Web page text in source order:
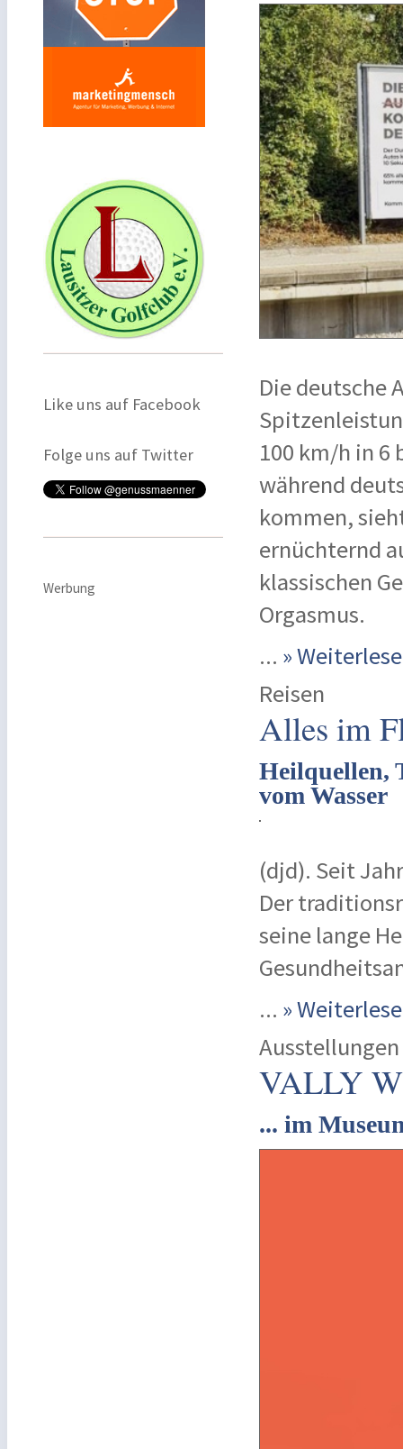
Like uns auf Facebook
Folge uns auf Twitter
Werbung
Die deutsche
100 km/h in 6
während
kommen,
ernüchternd
klassischen
Orgasmus.
... »
Reisen
Alles im
Heilquellen,
vom Wasser
(djd). Seit
Der
seine lange
... »
Ausstellungen
VALLY
... im